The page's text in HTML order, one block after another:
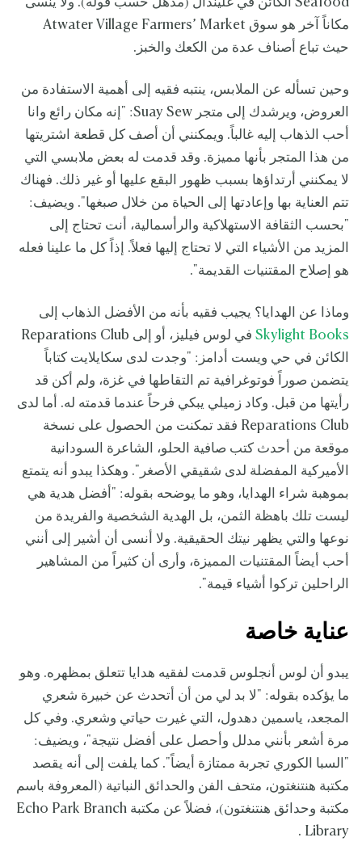
Seafood الكائن في غليندال (مذهل حسب قوله). ولا ينسى
مكاناً آخر هو سوق Atwater Village Farmers’ Market
حيث تباع أصناف عدة من الكعك والخبز.
وحين تسأله عن الملابس، ينتبه فقيه إلى أهمية الاستفادة من
العروض، ويرشدك إلى متجر Suay Sew: "إنه مكان رائع وانا
أحب الذهاب إليه غالباً. ويمكنني أن أصف كل قطعة اشتريتها
من هذا المتجر بأنها مميزة. وقد قدمت له بعض ملابسي التي
لا يمكنني أرتداؤها بسبب ظهور البقع عليها أو غير ذلك. فهناك
تتم العناية بها وإعادتها إلى الحياة من خلال صبغها". ويضيف:
"بحسب الثقافة الاستهلاكية والرأسمالية، أنت تحتاج إلى
المزيد من الأشياء التي لا تحتاج إليها فعلاً. إذاً كل ما علينا فعله
هو إصلاح المقتنيات القديمة".
وماذا عن الهدايا؟ يجيب فقيه بأنه من الأفضل الذهاب إلى
Skylight Books
في لوس فيليز، أو إلى Reparations Club
الكائن في حي ويست أدامز: "وجدت لدى سكايلايت كتاباً
يتضمن صوراً فوتوغرافية تم التقاطها في غزة، ولم أكن قد
رأيتها من قبل. وكاد زميلي يبكي فرحاً عندما قدمته له. أما لدى
Reparations Club فقد تمكنت من الحصول على نسخة
موقعة من أحدث كتب صافية الحلو، الشاعرة السودانية
الأميركية المفضلة لدى شقيقي الأصغر". وهكذا يبدو أنه يتمتع
بموهبة شراء الهدايا، وهو ما يوضحه بقوله: "أفضل هدية هي
ليست تلك باهظة الثمن، بل الهدية الشخصية والفريدة من
نوعها والتي يظهر نيتك الحقيقية. ولا أنسى أن أشير إلى أنني
أحب أيضاً المقتنيات المميزة، وأرى أن كثيراً من المشاهير
الراحلين تركوا أشياء قيمة".
عناية خاصة
يبدو أن لوس أنجلوس قدمت لفقيه هدايا تتعلق بمظهره. وهو
ما يؤكده بقوله: "لا بد لي من أن أتحدث عن خبيرة شعري
المجعد، ياسمين دهدول، التي غيرت حياتي وشعري. وفي كل
مرة أشعر بأنني مدلل وأحصل على أفضل نتيجة"، ويضيف:
"السبا الكوري تجربة ممتازة أيضاً". كما يلفت إلى أنه يقصد
مكتبة هنتنغتون، متحف الفن والحدائق النباتية (المعروفة باسم
مكتبة وحدائق هنتنغتون)، فضلاً عن مكتبة Echo Park Branch
Library .